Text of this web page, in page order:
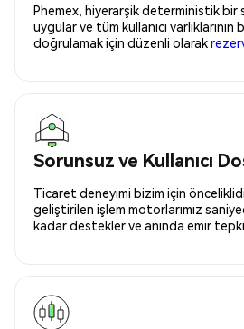
Phemex, hiyerarşik deterministik bir
uygular ve tüm kullanıcı varlıklarının
doğrulamak için düzenli olarak
Sorunsuz ve Kullanıcı
Ticaret deneyimi bizim için
geliştirilen işlem motorlarımız
kadar destekler ve anında emir